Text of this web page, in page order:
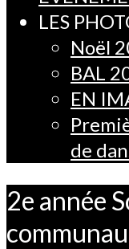
LES
Noël
BAL
EN
de
2e année